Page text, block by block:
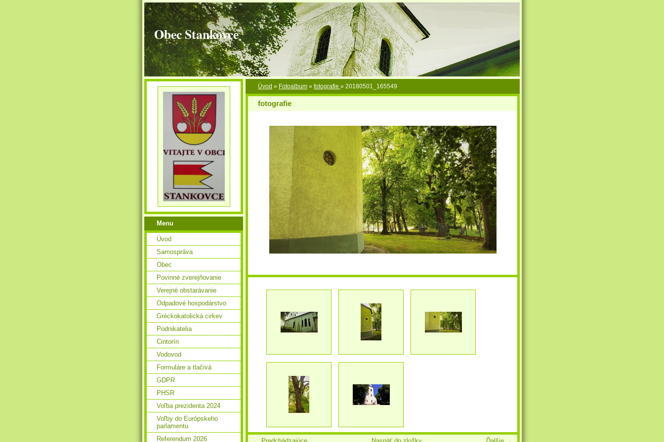
Obec Stankovce
Úvod » Fotoalbum » fotografie » 20180501_165549
fotografie
Menu
Úvod
Samospráva
Obec
Povinné zverejňovanie
Verejné obstarávanie
Odpadové hospodárstvo
Gréckokatolická cirkev
Podnikatelia
Cintorín
Vodovod
Formuláre a tlačivá
GDPR
PHSR
Voľba prezidenta 2024
Voľby do Európskeho
parlamentu
Referendum 2026